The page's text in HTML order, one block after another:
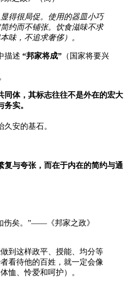
得很局促。使用的器皿小巧
约而不铺张。饮食滋味不求
味，不追求奢侈）。
描述 “邦家将成” （国家将要兴
。
同体，其标志往往不是外在的宏大
实。
安的基石。
复与夸张，而在于内在的简约与通
伤矣。”——《邦家之政》
到这样政平、授能、均分等
看待他的百姓，就一定会像
恤、怜爱和呵护）。